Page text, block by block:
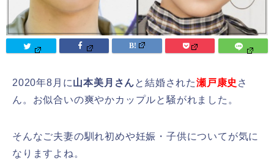
2020年8月に山本美月さんと結婚された瀬戸康史 さ
ん。お似合いの爽やかカップルと騒がれました。
そんなご夫妻の馴れ初めや妊娠・子供についてが気に
なりますよね。